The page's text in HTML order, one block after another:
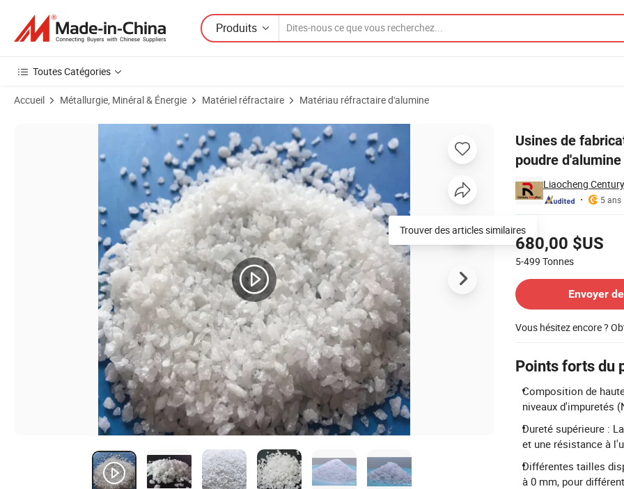
Produits
Toutes Catégories
Accueil Métallurgie, Minéral & Énergie Matériel réfractaire Matériau réfractaire d'alumine
Usines de
poudre
Liaocheng
5 ans
Tarifs
680,00 $US
5-499 Tonnes
Envoyer
Vous hésitez encore ?
Points forts du
Composition de
niveaux d'impuretés
Dureté supérieure :
et une résistance à
Différentes tailles
à 0 mm, pour
Images du produit de Usines de fabrication pour l'oxyde d'alumine fusionnée blanche, poudre d'alumine pour le polissage abrasif
Trouver des articles similaires